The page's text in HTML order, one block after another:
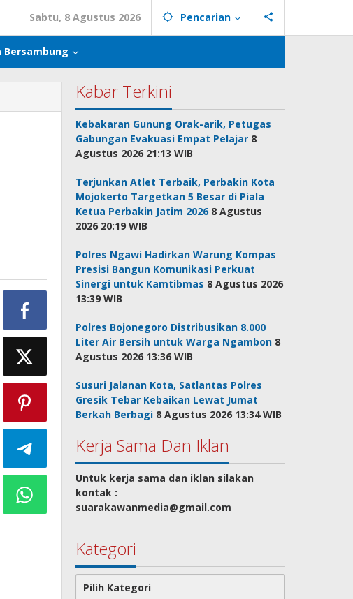
Sabtu, 8 Agustus 2026 Pencarian
Bersambung
Kabar Terkini
Kebakaran Gunung Orak-arik, Petugas
Gabungan Evakuasi Empat Pelajar 8
Agustus 2026 21:13 WIB
Terjunkan Atlet Terbaik, Perbakin Kota
Mojokerto Targetkan 5 Besar di Piala
Ketua Perbakin Jatim 2026 8 Agustus
2026 20:19 WIB
Polres Ngawi Hadirkan Warung Kompas
Presisi Bangun Komunikasi Perkuat
Sinergi untuk Kamtibmas 8 Agustus 2026
13:39 WIB
Polres Bojonegoro Distribusikan 8.000
Liter Air Bersih untuk Warga Ngambon 8
Agustus 2026 13:36 WIB
Susuri Jalanan Kota, Satlantas Polres
Gresik Tebar Kebaikan Lewat Jumat
Berkah Berbagi 8 Agustus 2026 13:34 WIB
Kerja Sama Dan Iklan
Untuk kerja sama dan iklan silakan
kontak :
suarakawanmedia@gmail.com
Kategori
Kategori